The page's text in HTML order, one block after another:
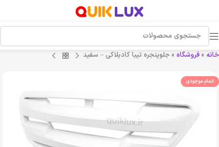
خانه »فروشگاه »جلوپنجره تیبا کادیلاکی – سفید
اتمام موجودی